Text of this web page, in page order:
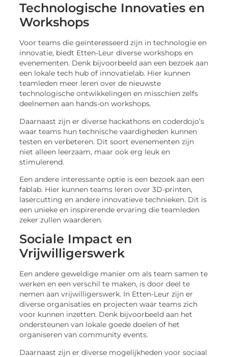
Technologische Innovaties en
Workshops
Voor teams die geïnteresseerd zijn in technologie en
innovatie, biedt Etten-Leur diverse workshops en
evenementen. Denk bijvoorbeeld aan een bezoek aan
een lokale tech hub of innovatielab. Hier kunnen
teamleden meer leren over de nieuwste
technologische ontwikkelingen en misschien zelfs
deelnemen aan hands-on workshops.
Daarnaast zijn er diverse hackathons en coderdojo’s
waar teams hun technische vaardigheden kunnen
testen en verbeteren. Dit soort evenementen zijn
niet alleen leerzaam, maar ook erg leuk en
stimulerend.
Een andere interessante optie is een bezoek aan een
fablab. Hier kunnen teams leren over 3D-printen,
lasercutting en andere innovatieve technieken. Dit is
een unieke en inspirerende ervaring die teamleden
zeker zullen waarderen.
Sociale Impact en
Vrijwilligerswerk
Een andere geweldige manier om als team samen te
werken en een verschil te maken, is door deel te
nemen aan vrijwilligerswerk. In Etten-Leur zijn er
diverse organisaties en projecten waar teams zich
voor kunnen inzetten. Denk bijvoorbeeld aan het
ondersteunen van lokale goede doelen of het
organiseren van community events.
Daarnaast zijn er diverse mogelijkheden voor sociaal